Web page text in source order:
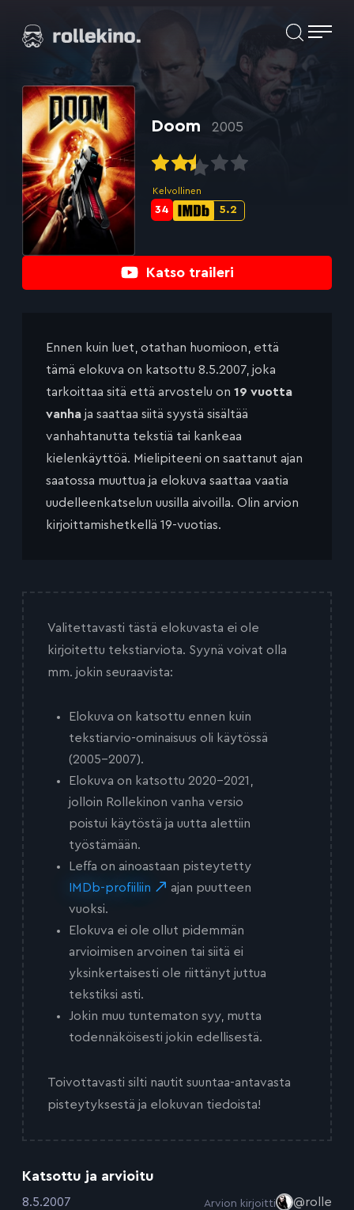
suoraan
Elokuvat ja elokuva-arviot | Rollekino.fi
lopputekstien
jälkeen.
Katso traileri
Doom 2005
Kelvollinen
IMDb-
5.2
Metascore-
34
Ennen kuin luet, otathan huomioon, että
tämä elokuva on katsottu 8.5.2007, joka
tarkoittaa sitä että arvostelu on 19 vuotta
vanha ja saattaa siitä syystä sisältää
vanhahtanutta tekstiä tai kankeaa
kielenkäyttöä. Mielipiteeni on saattanut ajan
saatossa muuttua ja elokuva saattaa vaatia
uudelleenkatselun uusilla aivoilla. Olin arvion
kirjoittamishetkellä 19-vuotias.
Valitettavasti tästä elokuvasta ei ole
kirjoitettu tekstiarviota. Syynä voivat olla
mm. jokin seuraavista:
Elokuva on katsottu ennen kuin
tekstiarvio-ominaisuus oli käytössä
(2005-2007).
Elokuva on katsottu 2020-2021,
jolloin Rollekinon vanha versio
poistui käytöstä ja uutta alettiin
työstämään.
Leffa on ainoastaan pisteytetty
IMDb-profiiliin
ajan puutteen
vuoksi.
Elokuva ei ole ollut pidemmän
arvioimisen arvoinen tai siitä ei
yksinkertaisesti ole riittänyt juttua
tekstiksi asti.
Jokin muu tuntematon syy, mutta
todennäköisesti jokin edellisestä.
Toivottavasti silti nautit suuntaa-antavasta
pisteytyksestä ja elokuvan tiedoista!
Katsottu ja arvioitu
:8.5.2007 Arvion kirjoitti @rolle